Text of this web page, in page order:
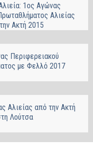
1ος Αγώνας
Αλιείας
Ακτή 2015
Περιφερειακού
με Φελλό 2017
Αλιείας από την Ακτή
Λούτσα